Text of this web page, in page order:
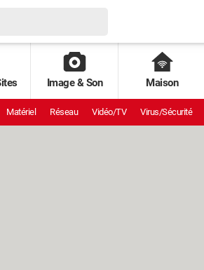
Image & Son Maison
Matériel Réseau Vidéo/TV Virus/Sécurité